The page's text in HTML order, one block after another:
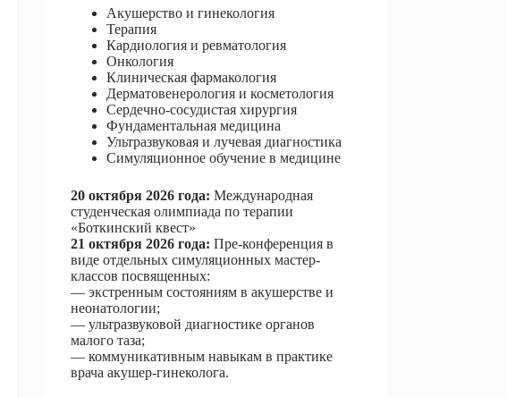
Акушерство и гинекология
Терапия
Кардиология и ревматология
Онкология
Клиническая фармакология
Дерматовенерология и косметология
Сердечно-сосудистая хирургия
Фундаментальная медицина
Ультразвуковая и лучевая диагностика
Симуляционное обучение в медицине
20 октября 2026 года:Международная
студенческая олимпиада по терапии
«Боткинский квест»
21 октября 2026 года: Пре-конференция в
виде отдельных симуляционных мастер-
классов посвященных:
— экстренным состояниям в акушерстве и
неонатологии;
— ультразвуковой диагностике органов
малого таза;
— коммуникативным навыкам в практике
врача акушер-гинеколога.